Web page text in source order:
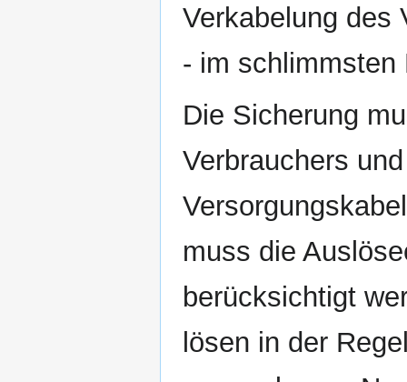
Verkabelung des
- im schlimmsten
Die Sicherung
Verbrauchers
muss die
berücksichtigt
lösen in der